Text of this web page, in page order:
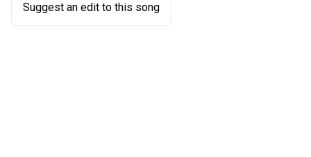
Suggest an edit to this song